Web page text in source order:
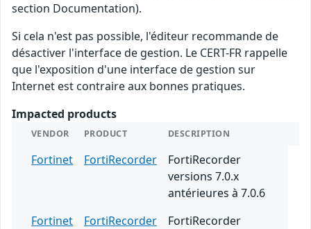
section Documentation).
Si cela n'est pas possible, l'éditeur recommande de
désactiver l'interface de gestion. Le CERT-FR rappelle
que l'exposition d'une interface de gestion sur
Internet est contraire aux bonnes pratiques.
Impacted products
VENDOR PRODUCT DESCRIPTION
Fortinet FortiRecorder
FortiRecorder
versions 7.0.x
antérieures à 7.0.6
Fortinet
FortiRecorder
FortiRecorder